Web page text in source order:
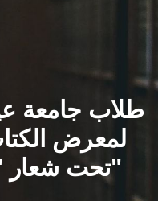
طلاب جامعة
تحت شعار "في القراءة حياة"